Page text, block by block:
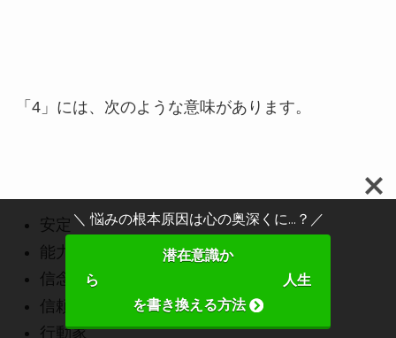
「4」には、次のような意味があります。
安定
能力
信念
信頼性
行動家
＼ 悩みの根本原因は心の奥深くに...？／
潜在意識か
ら 人生
を書き換える方法